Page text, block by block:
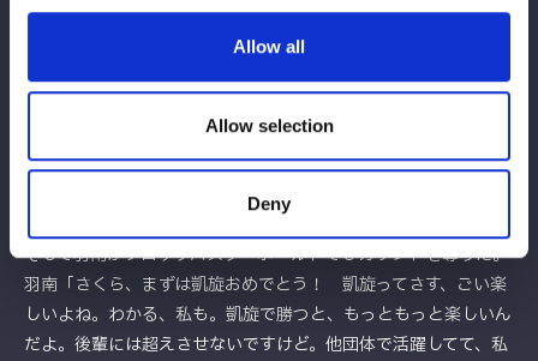
Allow all
Allow selection
Deny
サー。返したさくらに羽南は「終わらせるぞ！」とアピールして
ブロックバスター狙い、さくらがこらえて三角絞めにもってい
く。10分経過。羽南がエスケープすると、さくらが絶叫し相手
「決めるぞ！」とハイキック。蹴りのコンビネーションにいくが
羽南がかわす。さくらが丸め込みから突進、羽南がブロックバス
ターホールド。さくらが返すと、羽南がバックドロップ狙い。さ
そして羽南がブロックバスターホールドで３カウントを奪った。
羽南「さくら、まずは凱旋おめでとう！ 凱旋ってさす、ごい楽
しいよね。わかる、私も。凱旋で勝つと、もっともっと楽しいん
だよ。後輩には超えさせないですけど。他団体で活躍してて、私